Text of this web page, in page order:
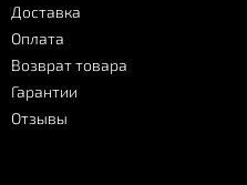
Доставка
Оплата
Возврат товара
Гарантии
Отзывы